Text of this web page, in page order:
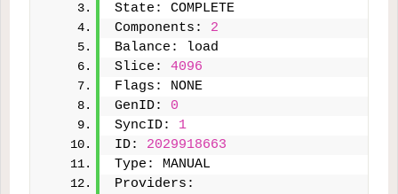
State: COMPLETE
Components: 2
Balance: load
Slice: 4096
Flags: NONE
GenID: 0
SyncID: 1
ID: 2029918663
Type: MANUAL
Providers: